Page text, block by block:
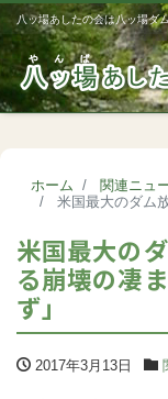
八ッ場あしたの会は八ッ場ダ
ホーム
関連ニュ
米国最大のダム放水
米国最大の
る崩壊の凄
ず」
2017年3月13日